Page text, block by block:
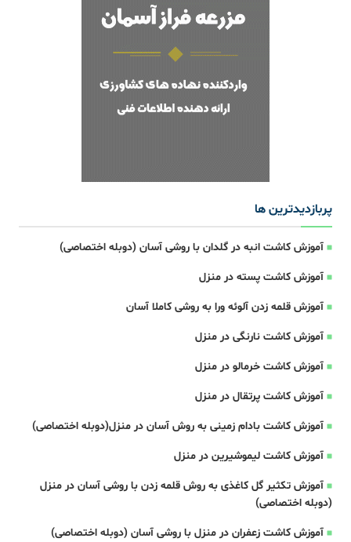
پربازدیدترین ها
آموزش کاشت انبه در گلدان با روشی آسان (دوبله اختصاصی)
آموزش کاشت پسته در منزل
آموزش قلمه زدن آلوئه ورا به روشی کاملا آسان
آموزش کاشت نارنگی در منزل
آموزش کاشت خرمالو در منزل
آموزش کاشت پرتقال در منزل
آموزش کاشت بادام زمینی به روش آسان در منزل(دوبله اختصاصی)
آموزش کاشت لیموشیرین در منزل
آموزش تکثیر گل کاغذی به روش قلمه زدن با روشی آسان در منزل
(دوبله اختصاصی)
آموزش کاشت زعفران در منزل با روشی آسان (دوبله اختصاصی)